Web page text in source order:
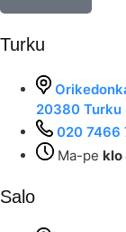
Turku
20380 Turku
020 7466
Ma-pe klo
Salo